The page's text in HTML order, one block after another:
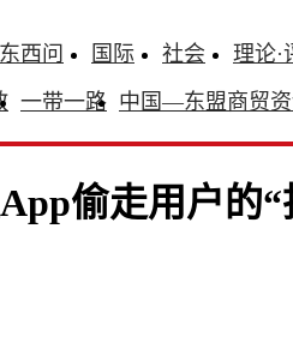
东西问 国际 社会 理论·
一带一路 中国—东盟商贸
偷走用户的“